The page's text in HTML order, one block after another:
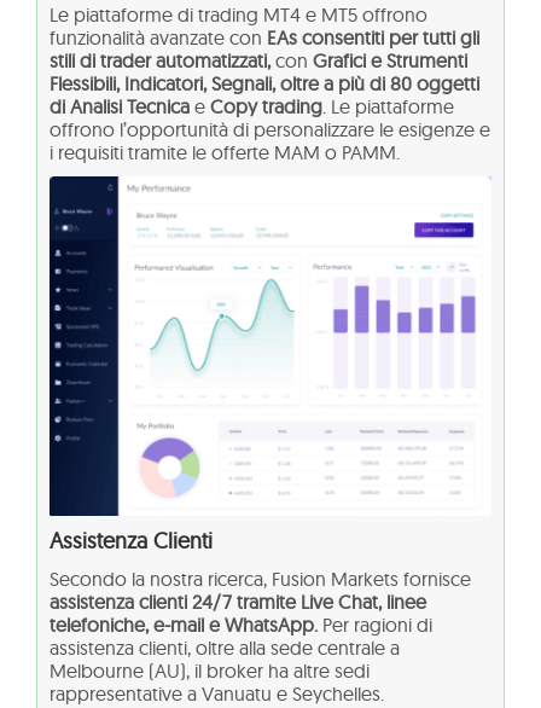
Le piattaforme di trading MT4 e MT5 offrono
funzionalità avanzate con EAs consentiti per tutti gli
stili di trader automatizzati,con Grafici e Strumenti
Flessibili, Indicatori, Segnali, oltre a più di 80 oggetti
di Analisi Tecnica e Copy trading . Le piattaforme
offrono l’opportunità di personalizzare le esigenze e
i requisiti tramite le offerte MAM o PAMM.
Assistenza Clienti
Secondo la nostra ricerca, Fusion Markets fornisce
assistenza clienti 24/7 tramite Live Chat, linee
telefoniche, e-mail e WhatsApp. Per ragioni di
assistenza clienti, oltre alla sede centrale a
Melbourne (AU), il broker ha altre sedi
rappresentative a Vanuatu e Seychelles.